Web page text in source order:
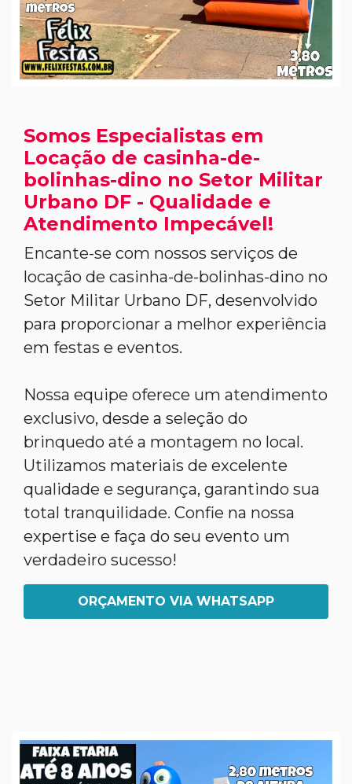
Somos Especialistas em
Locação de casinha-de-
bolinhas-dino no Setor Militar
Urbano DF - Qualidade e
Atendimento Impecável!
Encante-se com nossos serviços de
locação de casinha-de-bolinhas-dino no
Setor Militar Urbano DF, desenvolvido
para proporcionar a melhor experiência
em festas e eventos.
Nossa equipe oferece um atendimento
exclusivo, desde a seleção do
brinquedo até a montagem no local.
Utilizamos materiais de excelente
qualidade e segurança, garantindo sua
total tranquilidade. Confie na nossa
expertise e faça do seu evento um
verdadeiro sucesso!
ORÇAMENTO VIA WHATSAPP